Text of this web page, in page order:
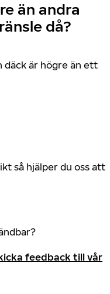
än andra
då?
däck är högre än ett
så hjälper du oss att
feedback till vår